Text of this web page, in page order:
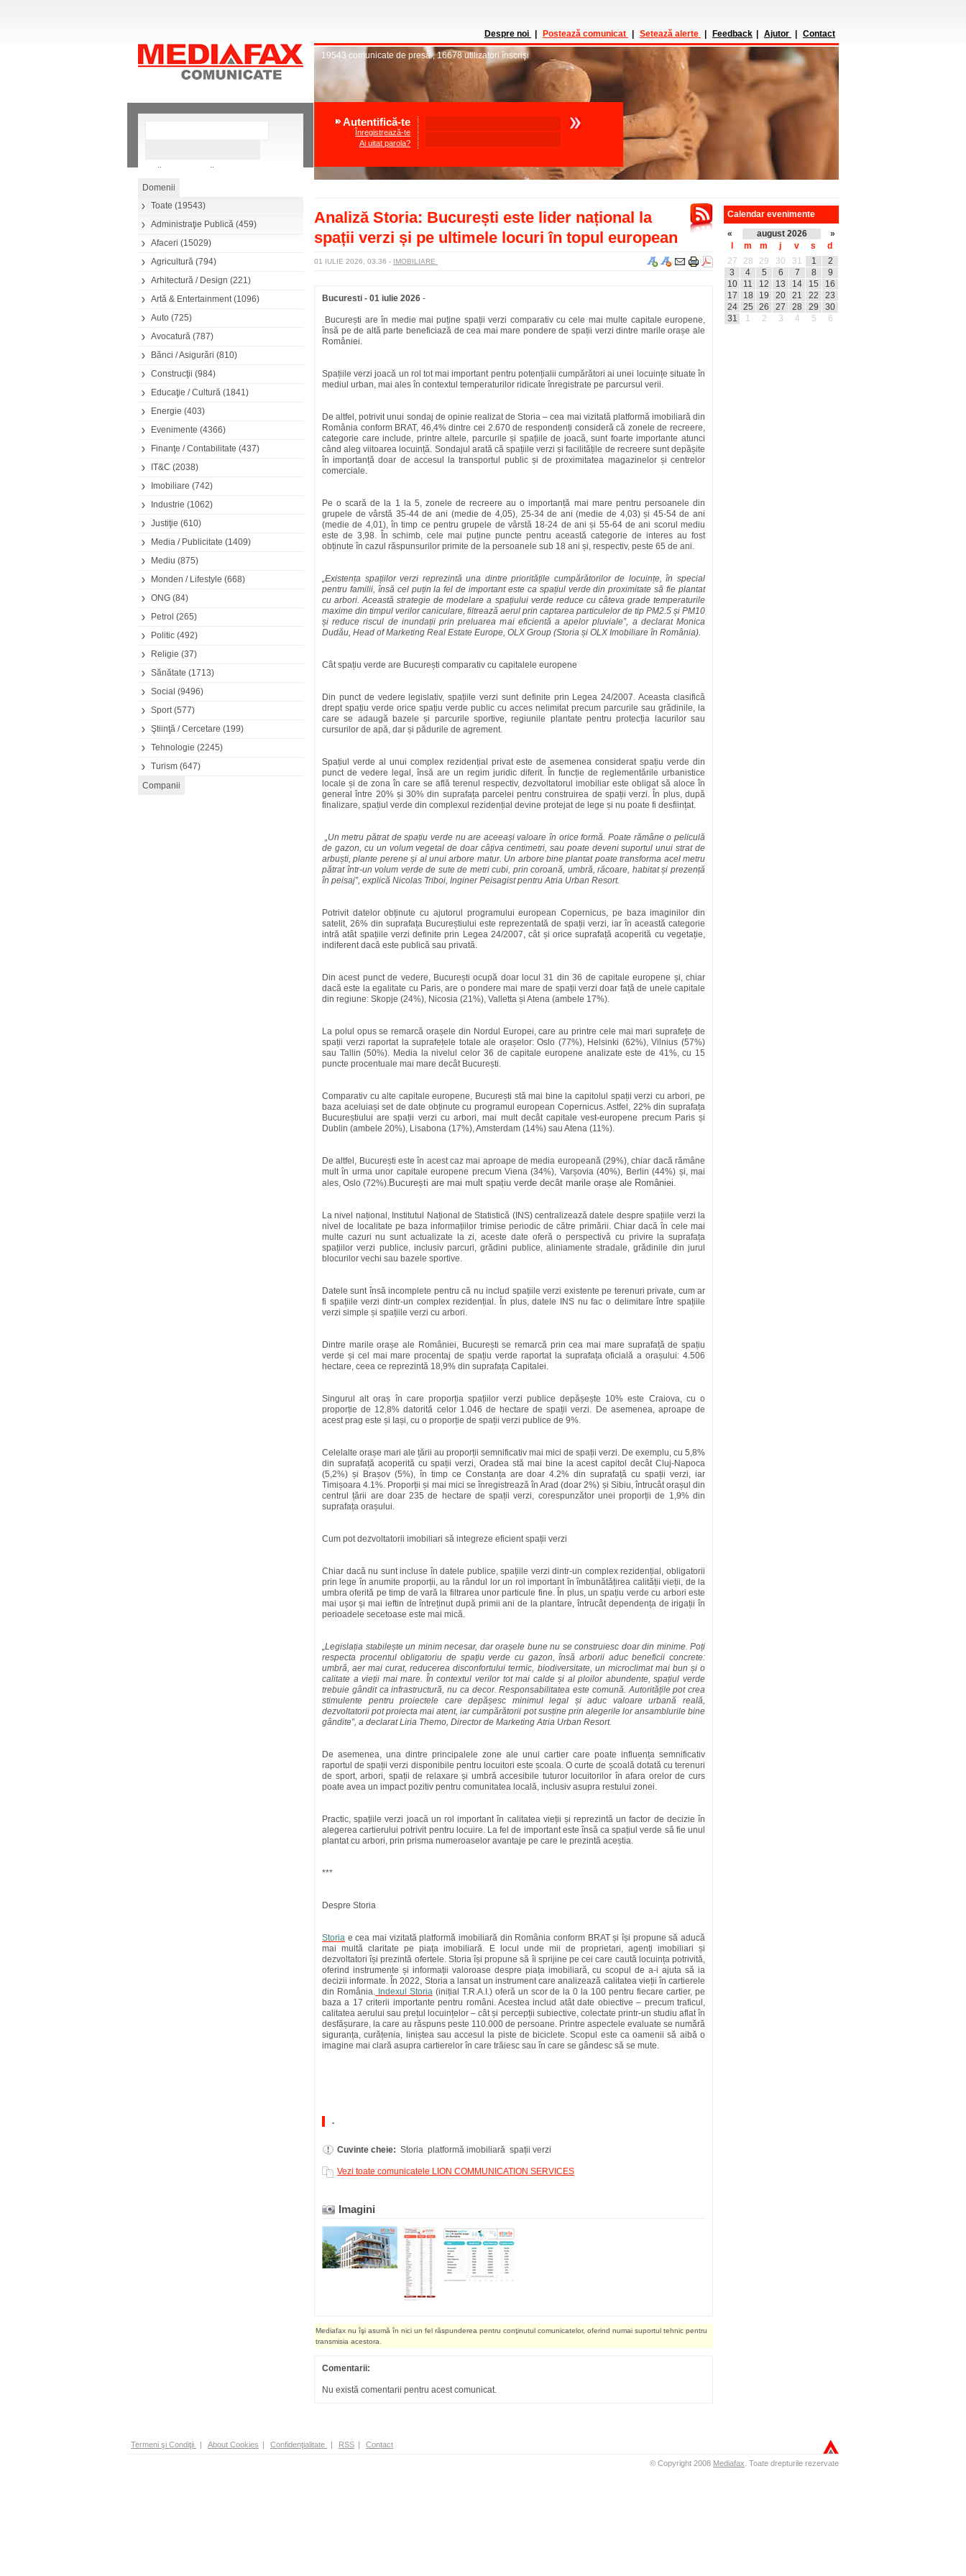
Căutare avansată
Toate (19543)
Administraţie Publică (459)
Afaceri (15029)
Agricultură (794)
Arhitectură / Design (221)
Artă & Entertainment(1096)
Auto (725)
Avocatură (787)
Bănci / Asigurări (810)
Construcţii (984)
Educaţie / Cultură (1841)
Energie (403)
Evenimente (4366)
Finanţe / Contabilitate (437)
IT&C (2038)
Imobiliare (742)
Industrie (1062)
Justiţie (610)
Media / Publicitate (1409)
Mediu (875)
Monden / Lifestyle (668)
ONG (84)
Petrol (265)
Politic (492)
Religie (37)
Sănătate (1713)
Social (9496)
Sport(577)
Ştiinţă / Cercetare (199)
Tehnologie (2245)
Turism (647)
Despre noi Postează comunicat Setează alerte Feedback Ajutor Contact
19543 comunicate de presă,16678 utilizatori înscrişi
Autentifică-te
Înregistrează-te
Ai uitat parola?
Analiză Storia: București este lider național la
spații verzi și pe ultimele locuri în topul european
01 IULIE 2026, 03.36 - IMOBILIARE
Bucuresti - 01 iulie 2026 -
București are în medie mai puține spații verzi comparativ cu cele mai multe capitale europene,
însă pe de altă parte beneficiază de cea mai mare pondere de spații verzi dintre marile orașe ale
României.
Spațiile verzi joacă un rol tot mai important pentru potențialii cumpărători ai unei locuințe situate în
mediul urban, mai ales în contextul temperaturilor ridicate înregistrate pe parcursul verii.
De altfel, potrivit unui sondaj de opinie realizat de Storia – cea mai vizitată platformă imobiliară din
România conform BRAT, 46,4% dintre cei 2.670 de respondenți consideră că zonele de recreere,
categorie care include, printre altele, parcurile și spațiile de joacă, sunt foarte importante atunci
când aleg viitoarea locuință. Sondajul arată că spațiile verzi și facilitățile de recreere sunt depășite
în importanță doar de accesul la transportul public și de proximitatea magazinelor și centrelor
comerciale.
Pe o scară de la 1 la 5, zonele de recreere au o importanță mai mare pentru persoanele din
grupele de vârstă 35-44 de ani (medie de 4,05), 25-34 de ani (medie de 4,03) și 45-54 de ani
(medie de 4,01), în timp ce pentru grupele de vârstă 18-24 de ani și 55-64 de ani scorul mediu
este de 3,98. În schimb, cele mai puține puncte pentru această categorie de interes au fost
obținute în cazul răspunsurilor primite de la persoanele sub 18 ani și, respectiv, peste 65 de ani.
„Existența spațiilor verzi reprezintă una dintre prioritățile cumpărătorilor de locuințe, în special
pentru familii, însă cel puțin la fel de important este ca spațiul verde din proximitate să fie plantat
cu arbori. Această strategie de modelare a spațiului verde reduce cu câteva grade temperaturile
maxime din timpul verilor caniculare, filtrează aerul prin captarea particulelor de tip PM2.5 și PM10
și reduce riscul de inundații prin preluarea mai eficientă a apelor pluviale”, a declarat Monica
Dudău, Head of Marketing Real Estate Europe, OLX Group (Storia și OLX Imobiliare în România).
Cât spațiu verde are București comparativ cu capitalele europene
Din punct de vedere legislativ, spațiile verzi sunt definite prin Legea 24/2007. Aceasta clasifică
drept spațiu verde orice spațiu verde public cu acces nelimitat precum parcurile sau grădinile, la
care se adaugă bazele și parcurile sportive, regiunile plantate pentru protecția lacurilor sau
cursurilor de apă, dar și pădurile de agrement.
Spațiul verde al unui complex rezidențial privat este de asemenea considerat spațiu verde din
punct de vedere legal, însă are un regim juridic diferit. În funcție de reglementările urbanistice
locale și de zona în care se află terenul respectiv, dezvoltatorul imobiliar este obligat să aloce în
general între 20% și 30% din suprafața parcelei pentru construirea de spații verzi. În plus, după
finalizare, spațiul verde din complexul rezidențial devine protejat de lege și nu poate fi desființat.
„Un metru pătrat de spațiu verde nu are aceeași valoare în orice formă. Poate rămâne o peliculă
de gazon, cu un volum vegetal de doar câțiva centimetri, sau poate deveni suportul unui strat de
arbuști, plante perene și al unui arbore matur. Un arbore bine plantat poate transforma acel metru
pătrat într-un volum verde de sute de metri cubi, prin coroană, umbră, răcoare, habitat și prezență
în peisaj”, explică Nicolas Triboi, Inginer Peisagist pentru Atria Urban Resort.
Potrivit datelor obținute cu ajutorul programului european Copernicus, pe baza imaginilor din
satelit, 26% din suprafața Bucureștiului este reprezentată de spații verzi, iar în această categorie
intră atât spațiile verzi definite prin Legea 24/2007, cât și orice suprafață acoperită cu vegetație,
indiferent dacă este publică sau privată.
Din acest punct de vedere, București ocupă doar locul 31 din 36 de capitale europene și, chiar
dacă este la egalitate cu Paris, are o pondere mai mare de spații verzi doar față de unele capitale
din regiune: Skopje (24%), Nicosia (21%), Valletta și Atena (ambele 17%).
La polul opus se remarcă orașele din Nordul Europei, care au printre cele mai mari suprafețe de
spații verzi raportat la suprafețele totale ale orașelor: Oslo (77%), Helsinki (62%), Vilnius (57%)
sau Tallin (50%). Media la nivelul celor 36 de capitale europene analizate este de 41%, cu 15
puncte procentuale mai mare decât București.
Comparativ cu alte capitale europene, București stă mai bine la capitolul spații verzi cu arbori, pe
baza aceluiași set de date obținute cu programul european Copernicus. Astfel, 22% din suprafața
Bucureștiului are spații verzi cu arbori, mai mult decât capitale vest-europene precum Paris și
Dublin (ambele 20%), Lisabona (17%), Amsterdam (14%) sau Atena (11%).
De altfel, București este în acest caz mai aproape de media europeană (29%), chiar dacă rămâne
mult în urma unor capitale europene precum Viena (34%), Varșovia (40%), Berlin (44%) și, mai
ales, Oslo (72%).București are mai mult spațiu verde decât marile orașe ale României.
La nivel național, Institutul Național de Statistică (INS) centralizează datele despre spațiile verzi la
nivel de localitate pe baza informațiilor trimise periodic de către primării. Chiar dacă în cele mai
multe cazuri nu sunt actualizate la zi, aceste date oferă o perspectivă cu privire la suprafața
spațiilor verzi publice, inclusiv parcuri, grădini publice, aliniamente stradale, grădinile din jurul
blocurilor vechi sau bazele sportive.
Datele sunt însă incomplete pentru că nu includ spațiile verzi existente pe terenuri private, cum ar
fi spațiile verzi dintr-un complex rezidențial. În plus, datele INS nu fac o delimitare între spațiile
verzi simple și spațiile verzi cu arbori.
Dintre marile orașe ale României, București se remarcă prin cea mai mare suprafață de spațiu
verde și cel mai mare procentaj de spațiu verde raportat la suprafața oficială a orașului: 4.506
hectare, ceea ce reprezintă 18,9% din suprafața Capitalei.
Singurul alt oraș în care proporția spațiilor verzi publice depășește 10% este Craiova, cu o
proporție de 12,8% datorită celor 1.046 de hectare de spații verzi. De asemenea, aproape de
acest prag este și Iași, cu o proporție de spații verzi publice de 9%.
Celelalte orașe mari ale țării au proporții semnificativ mai mici de spații verzi. De exemplu, cu 5,8%
din suprafață acoperită cu spații verzi, Oradea stă mai bine la acest capitol decât Cluj-Napoca
(5,2%) și Brașov (5%), în timp ce Constanța are doar 4.2% din suprafață cu spații verzi, iar
Timișoara 4.1%. Proporții și mai mici se înregistrează în Arad (doar 2%) și Sibiu, întrucât orașul din
centrul țării are doar 235 de hectare de spații verzi, corespunzător unei proporții de 1,9% din
suprafața orașului.
Cum pot dezvoltatorii imobiliari să integreze eficient spații verzi
Chiar dacă nu sunt incluse în datele publice, spațiile verzi dintr-un complex rezidențial, obligatorii
prin lege în anumite proporții, au la rândul lor un rol important în îmbunătățirea calității vieții, de la
umbra oferită pe timp de vară la filtrarea unor particule fine. În plus, un spațiu verde cu arbori este
mai ușor și mai ieftin de întreținut după primii ani de la plantare, întrucât dependența de irigații în
perioadele secetoase este mai mică.
„Legislația stabilește un minim necesar, dar orașele bune nu se construiesc doar din minime. Poți
respecta procentul obligatoriu de spațiu verde cu gazon, însă arborii aduc beneficii concrete:
umbră, aer mai curat, reducerea disconfortului termic, biodiversitate, un microclimat mai bun și o
calitate a vieții mai mare. În contextul verilor tot mai calde și al ploilor abundente, spațiul verde
trebuie gândit ca infrastructură, nu ca decor. Responsabilitatea este comună. Autoritățile pot crea
stimulente pentru proiectele care depășesc minimul legal și aduc valoare urbană reală,
dezvoltatorii pot proiecta mai atent, iar cumpărătorii pot susține prin alegerile lor ansamblurile bine
gândite”, a declarat Liria Themo, Director de Marketing Atria Urban Resort.
De asemenea, una dintre principalele zone ale unui cartier care poate influența semnificativ
raportul de spații verzi disponibile pentru locuitori este școala. O curte de școală dotată cu terenuri
de sport, arbori, spații de relaxare și umbră accesibile tuturor locuitorilor în afara orelor de curs
poate avea un impact pozitiv pentru comunitatea locală, inclusiv asupra restului zonei.
Practic, spațiile verzi joacă un rol important în calitatea vieții și reprezintă un factor de decizie în
alegerea cartierului potrivit pentru locuire. La fel de important este însă ca spațiul verde să fie unul
plantat cu arbori, prin prisma numeroaselor avantaje pe care le prezintă aceștia.
***
Despre Storia
Storia e cea mai vizitată platformă imobiliară din România conform BRAT și își propune să aducă
mai multă claritate pe piața imobiliară. E locul unde mii de proprietari, agenți imobiliari și
dezvoltatori își prezintă ofertele. Storia își propune să îi sprijine pe cei care caută locuința potrivită,
oferind instrumente și informații valoroase despre piața imobiliară, cu scopul de a-i ajuta să ia
decizii informate. În 2022, Storia a lansat un instrument care analizează calitatea vieții în cartierele
din România.Indexul Storia(inițial T.R.A.I.) oferă un scor de la 0 la 100 pentru fiecare cartier, pe
baza a 17 criterii importante pentru români. Acestea includ atât date obiective – precum traficul,
calitatea aerului sau prețul locuințelor – cât și percepții subiective, colectate printr-un studiu aflat în
desfășurare, la care au răspuns peste 110.000 de persoane. Printre aspectele evaluate se numără
siguranța, curățenia, liniștea sau accesul la piste de biciclete. Scopul este ca oamenii să aibă o
imagine mai clară asupra cartierelor în care trăiesc sau în care se gândesc să se mute.
.
Cuvinte cheie: Storia platformă imobiliară spații verzi
Vezi toate comunicatele LION COMMUNICATION SERVICES
Imagini
Mediafax nu îşi asumă în nici un fel răspunderea pentru conţinutul comunicatelor, oferind numai suportul tehnic pentru
transmisia acestora.
Comentarii:
Nu există comentarii pentru acest comunicat.
Calendar evenimente
«
august 2026
»
m m j v s
d
27
28 29 30 31 1
2
3
4 5 6 7 8
9
10
11 12 13 14 15
16
17
18 19 20 21 22
23
24
25 26 27 28 29
30
31
1 2 3 4 5 6
Termeni şi Condiţii | About Cookies | Confidenţialitate | RSS | Contact
© Copyright 2008 Mediafax Toate drepturile rezervate